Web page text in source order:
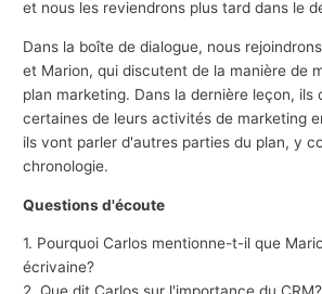
et nous les reviendrons plus tard dans le
Dans la boîte de dialogue, nous
et Marion, qui discutent de la manière de
plan marketing. Dans la dernière leçon, ils
certaines de leurs activités de marketing
ils vont parler d'autres parties du plan, y
chronologie.
Questions d'écoute
1. Pourquoi Carlos mentionne-t-il que
écrivaine?